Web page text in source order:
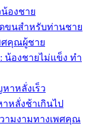
น้องชาย
ดขนสำหรับท่านชาย
พศคุณผู้ชาย
: น้องชายไม่แข็ง ทำ
หาหลั่งเร็ว
าหลั่งช้าเกินไป
ความงามทางเพศคุณ